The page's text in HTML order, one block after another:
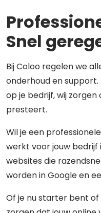
Snel
Bij Coloo regelen we
onderhoud en support.
op je bedrijf, wij
presteert.
Wil je een
werkt voor jouw bedrijf
websites die
worden in Google en
Of je nu starter bent